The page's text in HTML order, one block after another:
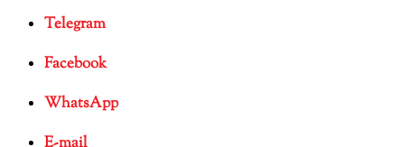
Telegram
Facebook
WhatsApp